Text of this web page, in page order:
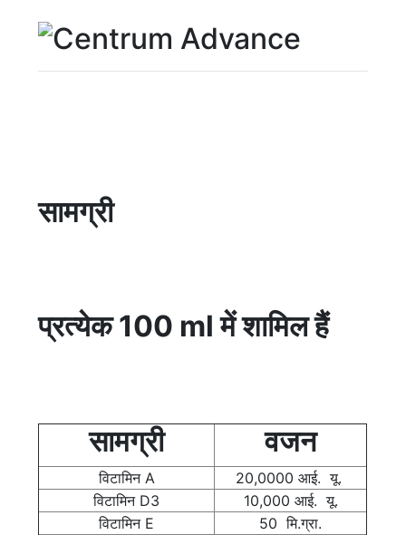
सामग्री
प्रत्येक 100 ml में शामिल हैं
सामग्री वजन
विटामिन A
20,0000 आई. यू.
विटामिन D3
10,000 आई. यू.
विटामिन E
50 मि.ग्रा.